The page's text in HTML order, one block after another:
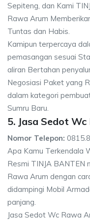
Sepiteng, dan Kami
Rawa Arum
Tuntas dan Habis.
Kamipun terpercaya
pemasangan sesuai
aliran Bertahan
Negosiasi Paket yang
dalam kategori
Sumru Baru.
5. Jasa Sedot
Nomor Telepon:
Apa Kamu Terkendala
Resmi TINJA BANTEN
Rawa Arum dengan
didampingi Mobil
panjang.
Jasa Sedot Wc Rawa